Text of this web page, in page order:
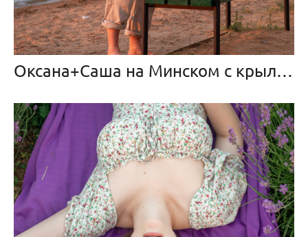
Оксана+Саша на Минском с крыльями